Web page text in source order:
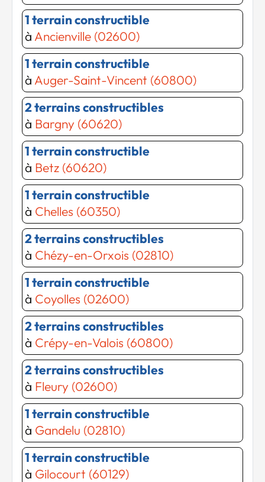
Chargement...
Chargement...
1 terrain constructible
à Ancienville (02600)
1 terrain constructible
à Auger-Saint-Vincent (60800)
2 terrains constructibles
à Bargny (60620)
1 terrain constructible
à Betz (60620)
1 terrain constructible
à Chelles (60350)
2 terrains constructibles
à Chézy-en-Orxois (02810)
1 terrain constructible
à Coyolles (02600)
2 terrains constructibles
à Crépy-en-Valois (60800)
2 terrains constructibles
à Fleury (02600)
1 terrain constructible
à Gandelu (02810)
1 terrain constructible
à Gilocourt (60129)